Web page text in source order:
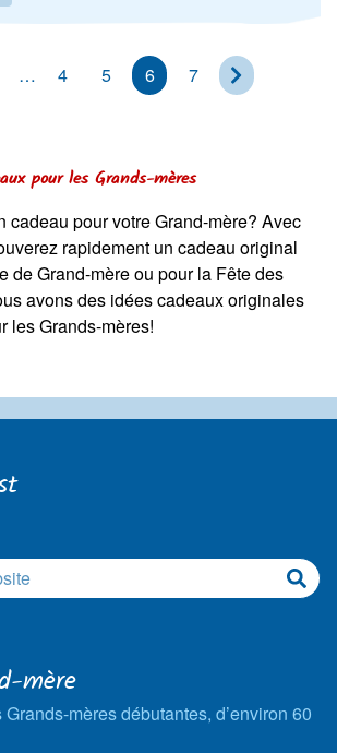
… 4 5 6 7 >
pour les Grands-mères
cadeau pour votre Grand-mère? Avec
rapidement un cadeau original
de Grand-mère ou pour la Fête des
avons des idées cadeaux originales
les Grands-mères!
mère
mères débutantes, d’environ 60